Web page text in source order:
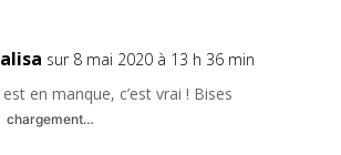
sur 8 mai 2020 à 13 h 36 min
est en manque, c’est vrai ! Bises
chargement…